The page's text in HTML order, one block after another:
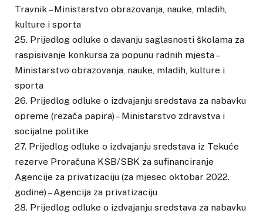
Travnik – Ministarstvo obrazovanja, nauke, mladih,
kulture i sporta
25. Prijedlog odluke o davanju saglasnosti školama za
raspisivanje konkursa za popunu radnih mjesta –
Ministarstvo obrazovanja, nauke, mladih, kulture i
sporta
26. Prijedlog odluke o izdvajanju sredstava za nabavku
opreme (rezača papira) – Ministarstvo zdravstva i
socijalne politike
27. Prijedlog odluke o izdvajanju sredstava iz Tekuće
rezerve Proračuna KSB/SBK za sufinanciranje
Agencije za privatizaciju (za mjesec oktobar 2022.
godine) – Agencija za privatizaciju
28. Prijedlog odluke o izdvajanju sredstava za nabavku